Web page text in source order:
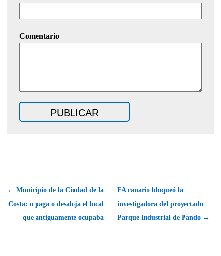
Comentario
← Municipio de la Ciudad de la
Costa: o paga o desaloja el local
que antiguamente ocupaba
FA canario bloqueó la
investigadora del proyectado
Parque Industrial de Pando →